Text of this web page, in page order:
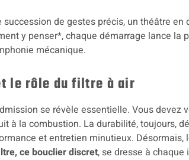
succession de gestes précis, un théâtre
y penser*, chaque démarrage lance la
mécanique.
le rôle du filtre à air
se révèle essentielle. Vous devez
à la combustion. La durabilité, toujours,
et entretien minutieux. Désormais,
ce bouclier discret, se dresse à chaque